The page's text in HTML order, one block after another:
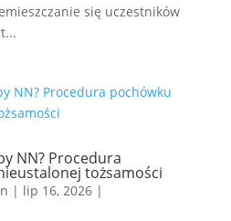
się uczestników
NN? Procedura
tożsamości
| lip 16, 2026|